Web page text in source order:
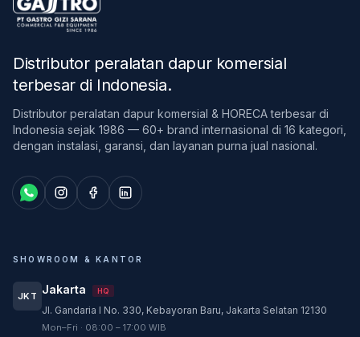
Distributor peralatan dapur komersial
terbesar di Indonesia.
Distributor peralatan dapur komersial & HORECA terbesar di
Indonesia sejak 1986 — 60+ brand internasional di 16 kategori,
dengan instalasi, garansi, dan layanan purna jual nasional.
SHOWROOM & KANTOR
JKT Jakarta HQ
Jl. Gandaria I No. 330, Kebayoran Baru, Jakarta Selatan 12130
Mon–Fri · 08:00 – 17:00 WIBCustomer Service